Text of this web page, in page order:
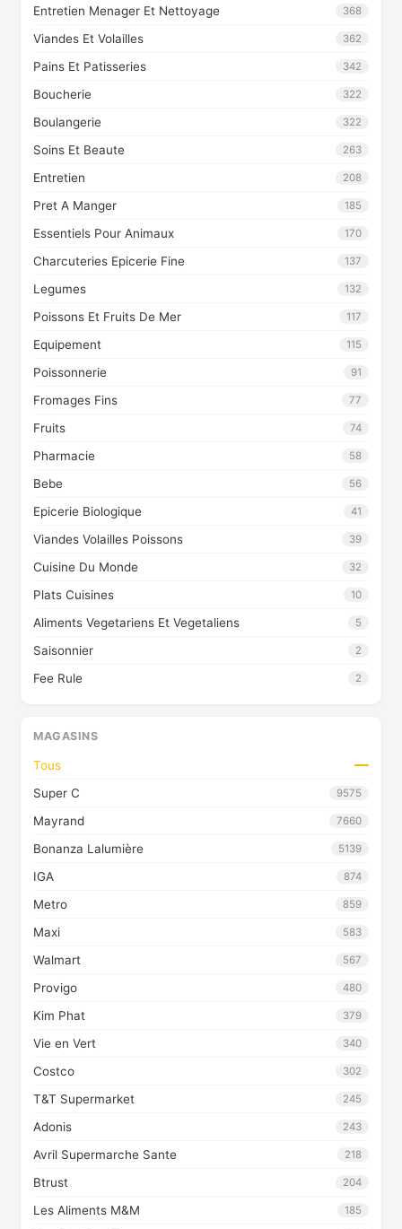
Entretien Menager Et Nettoyage 368
Viandes Et Volailles 362
Pains Et Patisseries 342
Boucherie 322
Boulangerie 322
Soins Et Beaute 263
Entretien 208
Pret A Manger 185
Essentiels Pour Animaux 170
Charcuteries Epicerie Fine 137
Legumes 132
Poissons Et Fruits De Mer 117
Equipement 115
Poissonnerie 91
Fromages Fins 77
Fruits 74
Pharmacie 58
Bebe 56
Epicerie Biologique 41
Viandes Volailles Poissons 39
Cuisine Du Monde 32
Plats Cuisines 10
Aliments Vegetariens Et Vegetaliens 5
Saisonnier 2
Fee Rule 2
MAGASINS
Tous
Super C
9575
Mayrand 7660
Bonanza Lalumière 5139
IGA 874
Metro 859
Maxi 583
Walmart 567
Provigo 480
Kim Phat 379
Vie en Vert 340
Costco 302
T&T Supermarket 245
Adonis 243
Avril Supermarche Sante 218
Btrust 204
Les Aliments M&M 185